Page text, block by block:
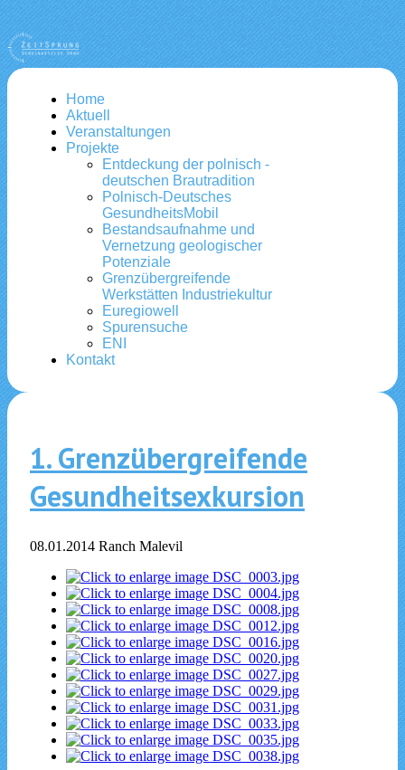
Home
Aktuell
Veranstaltungen
Projekte
Entdeckung der polnisch -
deutschen Brautradition
Polnisch-Deutsches
GesundheitsMobil
Bestandsaufnahme und
Vernetzung geologischer
Potenziale
Grenzübergreifende
Werkstätten Industriekultur
Euregiowell
Spurensuche
ENI
Kontakt
1. Grenzübergreifende
Gesundheitsexkursion
08.01.2014 Ranch Malevil